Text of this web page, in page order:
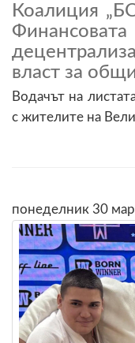
Коалиция
власт за
Водачът на
с жителите на
понеделник 30